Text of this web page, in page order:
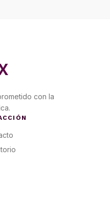
con la